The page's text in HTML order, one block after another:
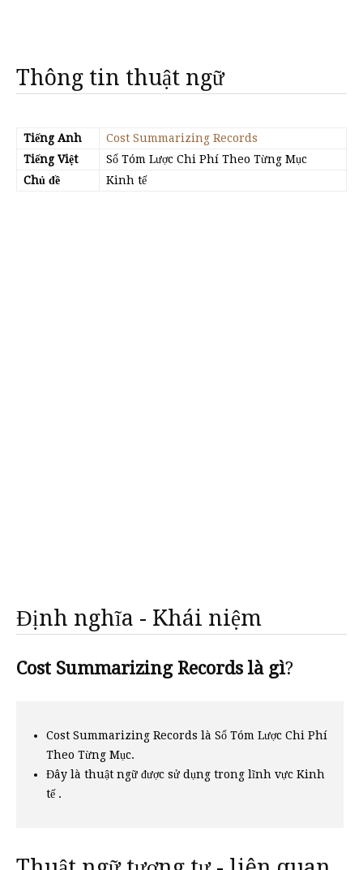
Thông tin thuật ngữ
Tiếng Anh
Cost Summarizing Records
Tiếng Việt
Sổ Tóm Lược Chi Phí Theo Từng Mục
Chủ đề
Kinh tế
Định nghĩa - Khái niệm
Cost Summarizing Records là gì?
Cost Summarizing Records là Sổ Tóm Lược Chi Phí
Theo Từng Mục.
Đây là thuật ngữ được sử dụng trong lĩnh vực Kinh
tế .